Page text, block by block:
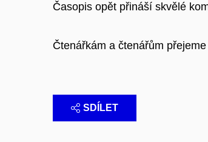
Časopis opět přináší skvělé
Čtenářkám a čtenářům
SDÍLET